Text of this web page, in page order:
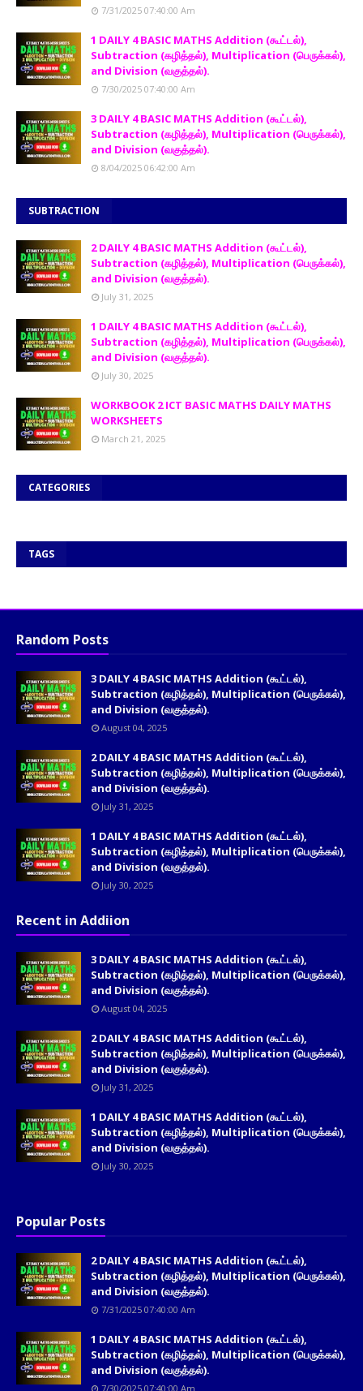
7/31/2025 07:40:00 Am
1 DAILY 4 BASIC MATHS Addition (கூட்டல்),
Subtraction (கழித்தல்), Multiplication (பெருக்கல்),
and Division (வகுத்தல்).
7/30/2025 07:40:00 Am
3 DAILY 4 BASIC MATHS Addition (கூட்டல்),
Subtraction (கழித்தல்), Multiplication (பெருக்கல்),
and Division (வகுத்தல்).
8/04/2025 06:42:00 Am
SUBTRACTION
2 DAILY 4 BASIC MATHS Addition (கூட்டல்),
Subtraction (கழித்தல்), Multiplication (பெருக்கல்),
and Division (வகுத்தல்).
July 31, 2025
1 DAILY 4 BASIC MATHS Addition (கூட்டல்),
Subtraction (கழித்தல்), Multiplication (பெருக்கல்),
and Division (வகுத்தல்).
July 30, 2025
WORKBOOK 2 ICT BASIC MATHS DAILY MATHS
WORKSHEETS
March 21, 2025
CATEGORIES
TAGS
Random Posts
3 DAILY 4 BASIC MATHS Addition (கூட்டல்),
Subtraction (கழித்தல்), Multiplication (பெருக்கல்),
and Division (வகுத்தல்).
August 04, 2025
2 DAILY 4 BASIC MATHS Addition (கூட்டல்),
Subtraction (கழித்தல்), Multiplication (பெருக்கல்),
and Division (வகுத்தல்).
July 31, 2025
1 DAILY 4 BASIC MATHS Addition (கூட்டல்),
Subtraction (கழித்தல்), Multiplication (பெருக்கல்),
and Division (வகுத்தல்).
July 30, 2025
Recent in Addiion
3 DAILY 4 BASIC MATHS Addition (கூட்டல்),
Subtraction (கழித்தல்), Multiplication (பெருக்கல்),
and Division (வகுத்தல்).
August 04, 2025
2 DAILY 4 BASIC MATHS Addition (கூட்டல்),
Subtraction (கழித்தல்), Multiplication (பெருக்கல்),
and Division (வகுத்தல்).
July 31, 2025
1 DAILY 4 BASIC MATHS Addition (கூட்டல்),
Subtraction (கழித்தல்), Multiplication (பெருக்கல்),
and Division (வகுத்தல்).
July 30, 2025
Popular Posts
2 DAILY 4 BASIC MATHS Addition (கூட்டல்),
Subtraction (கழித்தல்), Multiplication (பெருக்கல்),
and Division (வகுத்தல்).
7/31/2025 07:40:00 Am
1 DAILY 4 BASIC MATHS Addition (கூட்டல்),
Subtraction (கழித்தல்), Multiplication (பெருக்கல்),
and Division (வகுத்தல்).
7/30/2025 07:40:00 Am